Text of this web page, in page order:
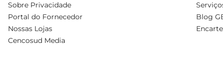
Sobre Privacidade
Portal do Fornecedor
Nossas Lojas
Cencosud Media
Blog